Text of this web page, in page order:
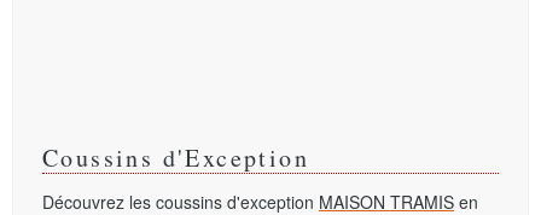
Coussins d'Exception
Découvrez les coussins d'exception MAISON TRAMIS en